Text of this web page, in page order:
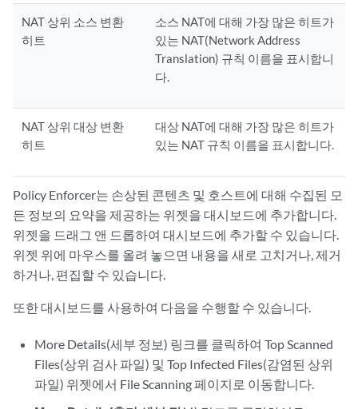
NAT 상위 소스 변환
히트
소스 NAT에 대해 가장 많은 히트가
있는 NAT(Network Address
Translation) 규칙 이름을 표시합니
다.
NAT 상위 대상 변환
히트
대상 NAT에 대해 가장 많은 히트가
있는 NAT 규칙 이름을 표시합니다.
Policy Enforcer는 손상된 콘텐츠 및 호스트에 대해 수집된 모
든 정보의 요약을 제공하는 위젯을 대시보드에 추가합니다.
위젯을 드래그 앤 드롭하여 대시보드에 추가할 수 있습니다.
위젯 위에 마우스를 올려 놓으면 내용을 새로 고치거나, 제거
하거나, 편집할 수 있습니다.
또한 대시보드를 사용하여 다음을 수행할 수 있습니다.
More Details(세부 정보) 링크를 클릭하여 Top Scanned
Files(상위 검사 파일) 및 Top Infected Files(감염된 상위
파일) 위젯에서 File Scanning 페이지로 이동합니다.